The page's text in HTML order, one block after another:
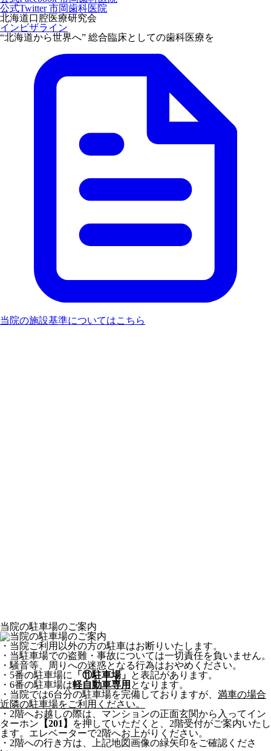
公式Twitter 市岡歯科医院
北海道口腔医療研究会
インビザライン
“北海道から世界へ” 総合臨床としての歯科医療を
当院の施設基準についてはこちら
当院の駐車場のご案内
・当院ご利用以外の方の駐車はお断りいたします。
・当駐車場での盗難・事故については一切責任を負いません。
・騒音等、周りへの迷惑となる行為はおやめください。
・5番の駐車場に
「⑪駐車場」 と表記があります。
・6番の駐車場は軽自動車専用 となります。
・当院では6台分の駐車場を完備しておりますが、 満車の場合
近隣の駐車場をご利用ください。
・2階へお越しの際は、 マンションの正面玄関から 入ってイン
ターホン 【201】 を押していただくと、 2階受付がご案内いたし
ます。 エレベーターで2階へお上がりください。
・2階への行き方は、
上記地図画像の緑矢印をご確認くださ